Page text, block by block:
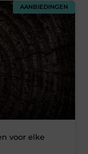
AANBIEDINGEN
voor elke